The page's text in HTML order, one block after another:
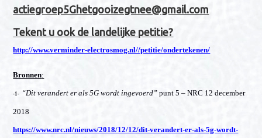
actiegroep5Ghetgooizegtnee@gmail.com
Tekent u ook de landelijke petitie?
http://www.verminder-electrosmog.nl//petitie/ondertekenen/
Bronnen:
-1- “Dit verandert er als 5G wordt ingevoerd” punt 5 – NRC 12 december
2018
https://www.nrc.nl/nieuws/2018/12/12/dit-verandert-er-als-5g-wordt-